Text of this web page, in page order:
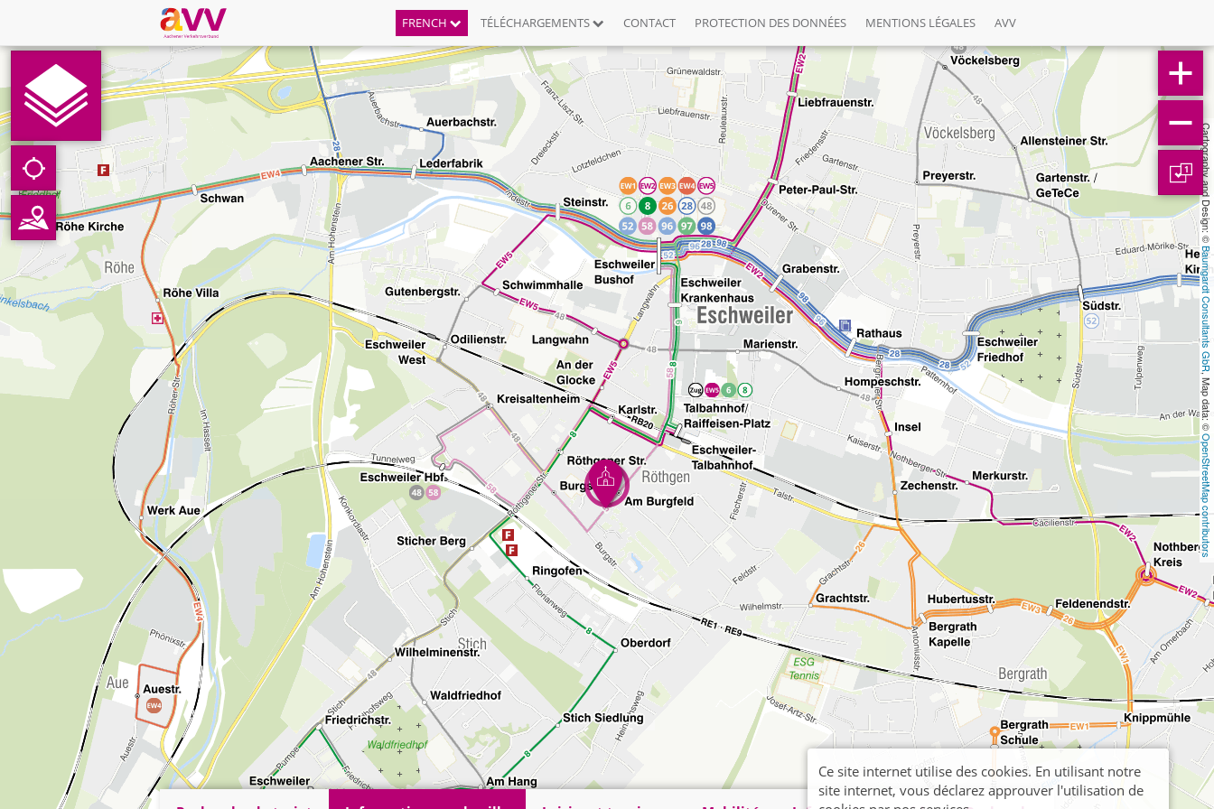
FRENCH TÉLÉCHARGEMENTS CONTACT PROTECTION DES DONNÉES MENTIONS LÉGALES AVV
Cartography and Design: ©
Baumgardt Consultants GbR
, Map data: ©
OpenStreetMap contributors
1
Ce site internet utilise des cookies. En utilisant notre
site internet, vous déclarez approuver l'utilisation de